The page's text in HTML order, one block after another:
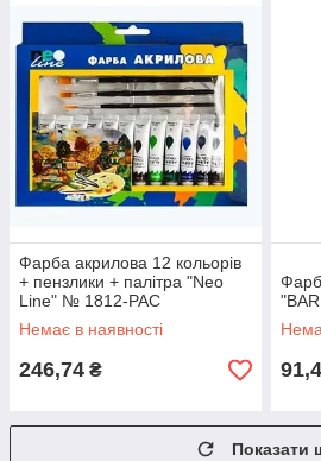
Фарба акрилова 12 кольорів
+ пензлики + палітра "Neo
Line" № 1812-PAC
Немає в наявності
246,74 ₴
Показати